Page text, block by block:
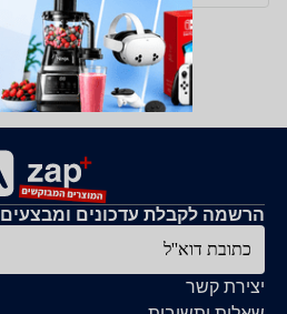
יצירת קשר
הרשמה לקבלת עדכונים ומבצעים
כתובת דוא''ל